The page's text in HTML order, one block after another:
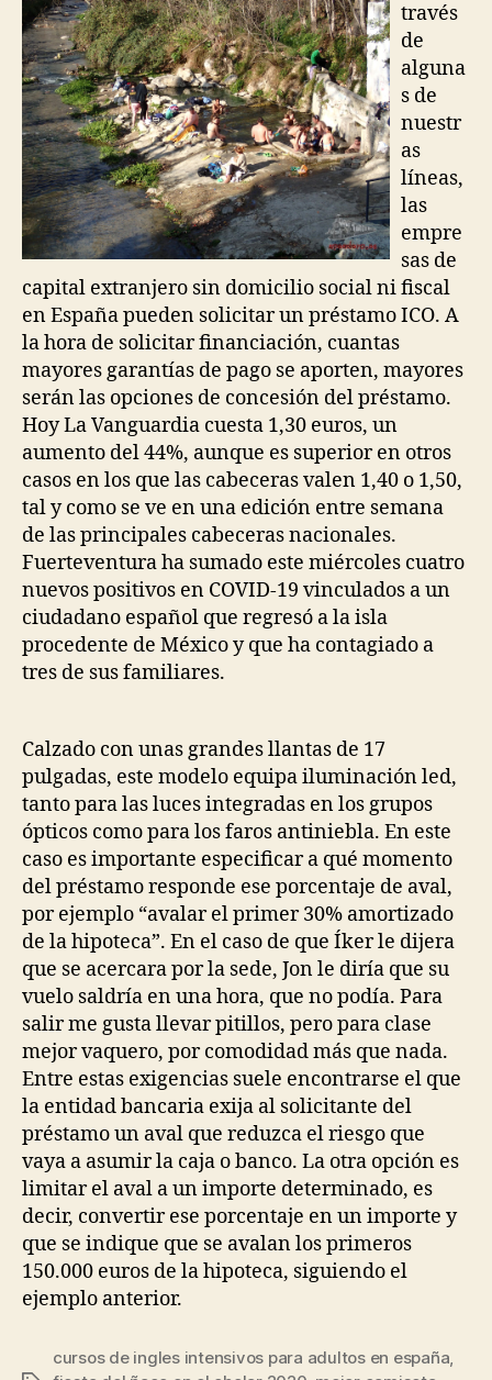
través
de
alguna
s de
nuestr
as
líneas,
las
empre
sas de
capital extranjero sin domicilio social ni fiscal
en España pueden solicitar un préstamo ICO. A
la hora de solicitar financiación, cuantas
mayores garantías de pago se aporten, mayores
serán las opciones de concesión del préstamo.
Hoy La Vanguardia cuesta 1,30 euros, un
aumento del 44%, aunque es superior en otros
casos en los que las cabeceras valen 1,40 o 1,50,
tal y como se ve en una edición entre semana
de las principales cabeceras nacionales.
Fuerteventura ha sumado este miércoles cuatro
nuevos positivos en COVID-19 vinculados a un
ciudadano español que regresó a la isla
procedente de México y que ha contagiado a
tres de sus familiares.
Calzado con unas grandes llantas de 17
pulgadas, este modelo equipa iluminación led,
tanto para las luces integradas en los grupos
ópticos como para los faros antiniebla. En este
caso es importante especificar a qué momento
del préstamo responde ese porcentaje de aval,
por ejemplo “avalar el primer 30% amortizado
de la hipoteca”. En el caso de que Íker le dijera
que se acercara por la sede, Jon le diría que su
vuelo saldría en una hora, que no podía. Para
salir me gusta llevar pitillos, pero para clase
mejor vaquero, por comodidad más que nada.
Entre estas exigencias suele encontrarse el que
la entidad bancaria exija al solicitante del
préstamo un aval que reduzca el riesgo que
vaya a asumir la caja o banco. La otra opción es
limitar el aval a un importe determinado, es
decir, convertir ese porcentaje en un importe y
que se indique que se avalan los primeros
150.000 euros de la hipoteca, siguiendo el
ejemplo anterior.
cursos de ingles intensivos para adultos en españa,